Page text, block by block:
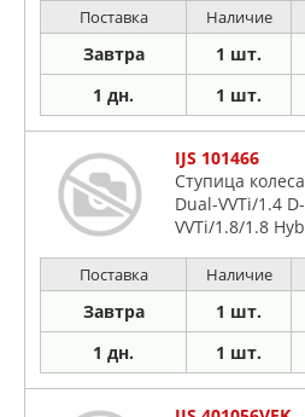
Поставка Наличие
Завтра 1 шт.
1 дн. 1 шт.
IJS 101466
Ступица
Dual-VVTi/1.4
VVTi/1.8/1.8
COROLLA 1.3/
Поставка Наличие
Завтра 1 шт.
1 дн. 1 шт.